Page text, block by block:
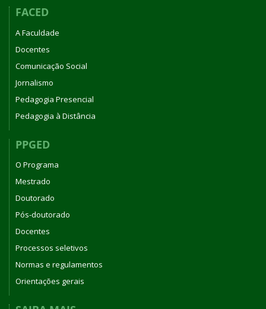
FACED
A Faculdade
Docentes
Comunicação Social
Jornalismo
Pedagogia Presencial
Pedagogia à Distância
PPGED
O Programa
Mestrado
Doutorado
Pós-doutorado
Docentes
Processos seletivos
Normas e regulamentos
Orientações gerais